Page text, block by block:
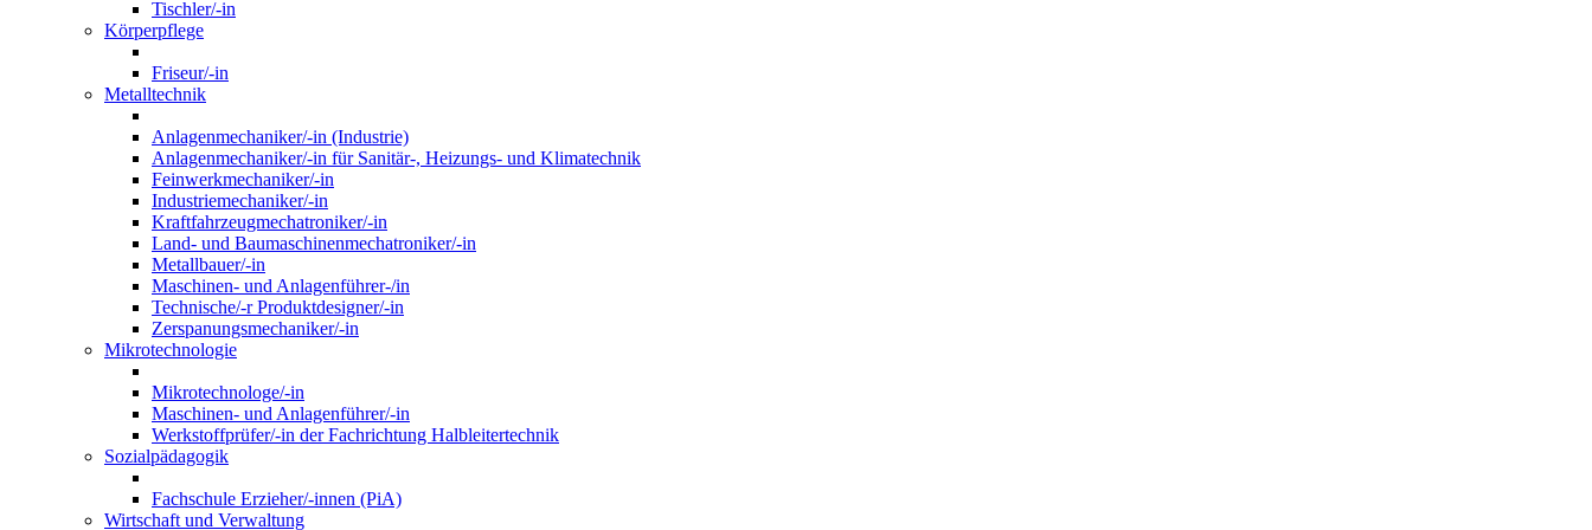
Tischler/-in
Körperpflege
Friseur/-in
Metalltechnik
Anlagenmechaniker/-in (Industrie)
Anlagenmechaniker/-in für Sanitär-, Heizungs- und Klimatechnik
Feinwerkmechaniker/-in
Industriemechaniker/-in
Kraftfahrzeugmechatroniker/-in
Land- und Baumaschinenmechatroniker/-in
Metallbauer/-in
Maschinen- und Anlagenführer-/in
Technische/-r Produktdesigner/-in
Zerspanungsmechaniker/-in
Mikrotechnologie
Mikrotechnologe/-in
Maschinen- und Anlagenführer/-in
Werkstoffprüfer/-in der Fachrichtung Halbleitertechnik
Sozialpädagogik
Fachschule Erzieher/-innen (PiA)
Wirtschaft und Verwaltung